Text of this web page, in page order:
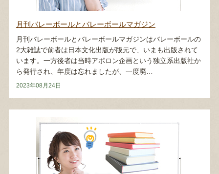
月刊バレーボールとバレーボールマガジン
月刊バレーボールとバレーボールマガジンはバレーボールの
2大雑誌で前者は日本文化出版が版元で、いまも出版されて
います。一方後者は当時アポロン企画という独立系出版社か
ら発行され、年度は忘れましたが、一度廃…
2023年08月24日